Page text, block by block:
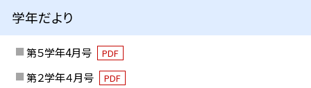
学年だより
第５学年4月号 PDF
第２学年４月号 PDF